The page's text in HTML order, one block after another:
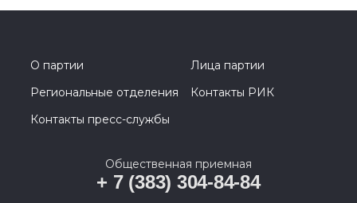
О партии
Лица партии
Региональные отделения
Контакты РИК
Контакты пресс-службы
Общественная приемная
+ 7 (383) 304-84-84